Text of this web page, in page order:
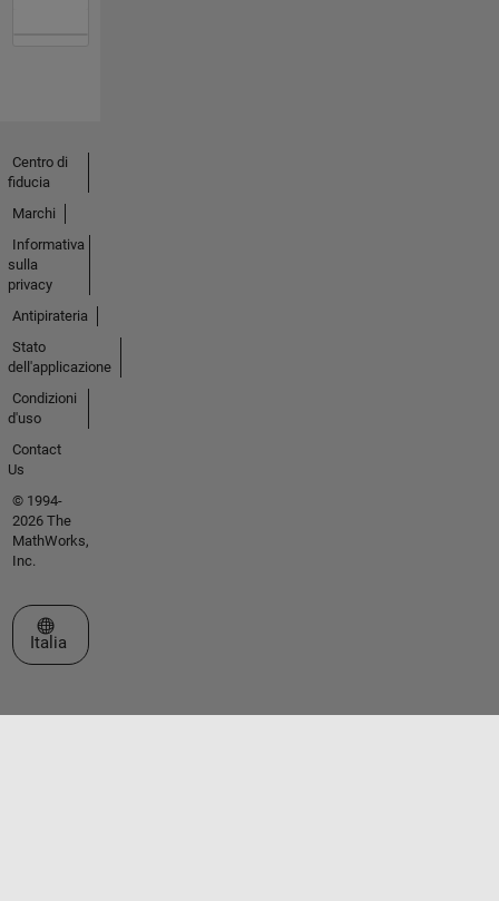
Centro di
fiducia
Marchi
Informativa
sulla
privacy
Antipirateria
Stato
dell'applicazione
Condizioni
d'uso
Contact
Us
© 1994-
2026 The
MathWorks,
Inc.
Seleziona un sito web
Italia